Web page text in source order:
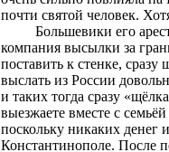
почти святой человек.
Большевики его
компания высылки за
поставить к стенке,
выслать из России
и таких тогда сразу
выезжаете вместе с
поскольку никаких денег
Константинополе. После